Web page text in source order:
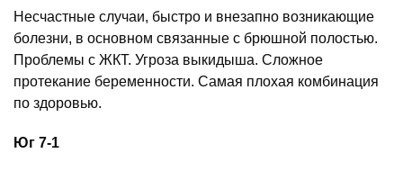
Несчастные случаи, быстро и внезапно возникающие
болезни, в основном связанные с брюшной полостью.
Проблемы с ЖКТ. Угроза выкидыша. Сложное
протекание беременности. Самая плохая комбинация
по здоровью.
Юг 7-1